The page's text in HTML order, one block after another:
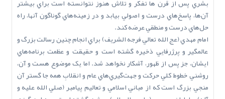
بشري پس از قرن ها تفکر و تلاش هنوز نتوانسته است براي بيشتر
آن‌ها، پاسخ‌هاي درست و اصولي بيابد و در زمينه‌هاي گوناگون آنها، راه
حل‌هاي درست و منطقي عرضه کند.
امام مهدي (عج ‌الله‌ تعالي‌ فرجه ‌الشريف) براي انجام چنين رسالت بزرگ و
عالمگير و پرژرفايي ذخيره گشته است و حقيقت و عظمت برنامه‌هاي
ايشان، جز پس از ظهور، آشکار نخواهد شد. اما يک موضوع هست و آن،
روشني خطوط کلي حرکت و جهت‌گيري‌هاي عام و انقلابِ همه جا گستر آن
منجي بزرگ است که از مباني اسلامي و تعاليم پيامبر (صلي ‌الله‌ عليه‌ و